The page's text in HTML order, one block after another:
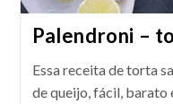
Palendroni –
Essa receita de torta
de queijo, fácil, barato